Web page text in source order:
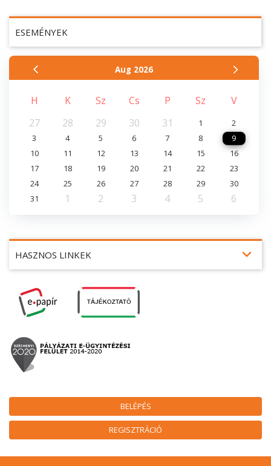
BELÉPÉS
REGISZTRÁCIÓ
HASZNOS LINKEK expand_more
ESEMÉNYEK
Aug 2026
H K Sz Cs P Sz
V
27
28 29 30 31 1
2
3
4 5 6 7 8
9
10
11 12 13 14 15
16
17
18 19 20 21 22
23
24
25 26 27 28 29
30
31
1 2 3 4 5 6